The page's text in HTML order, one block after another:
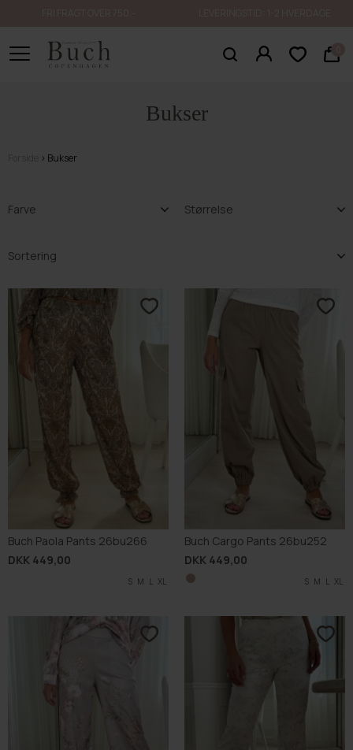
Bukser
Bukser
Farve Størrelse
Buch Paola Pants 26bu266
DKK 449,00
S M L XL
Buch Cargo Pants 26bu252
DKK 449,00
S M L XL